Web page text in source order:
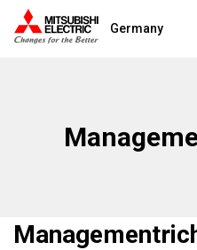
Germany